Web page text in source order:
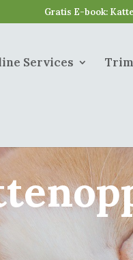
Gratis E-book:
Services